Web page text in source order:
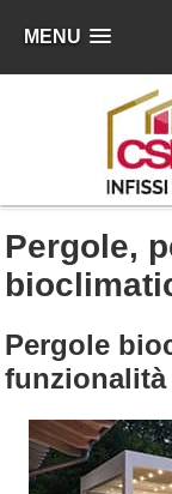
MENU
Pergole,
Pergole